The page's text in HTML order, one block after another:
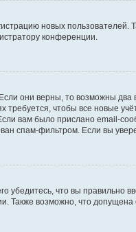
новых
конференции.
они верны, то возможны
чтобы все новые
вам было прислано email-
спам-фильтром. Если вы
убедитесь, что вы
Также возможно, что